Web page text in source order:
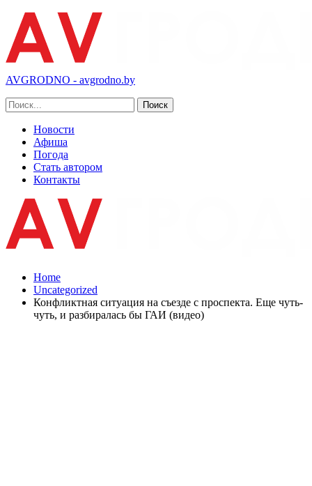
AVGRODNO - avgrodno.by
Новости
Афиша
Погода
Стать автором
Контакты
Home
Uncategorized
Конфликтная ситуация на съезде с проспекта. Еще чуть-
чуть, и разбиралась бы ГАИ (видео)